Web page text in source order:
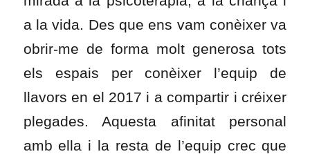
a la vida. Des que ens vam conèixer va
obrir-me de forma molt generosa tots
els espais per conèixer l’equip de
llavors en el 2017 i a compartir i créixer
plegades. Aquesta afinitat personal
amb ella i la resta de l’equip crec que